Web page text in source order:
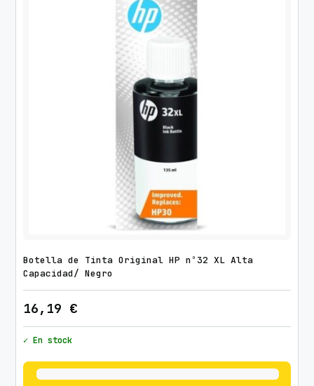
Botella de Tinta Original HP nº32 XL Alta
Capacidad/ Negro
16,19 €
✓ En stock